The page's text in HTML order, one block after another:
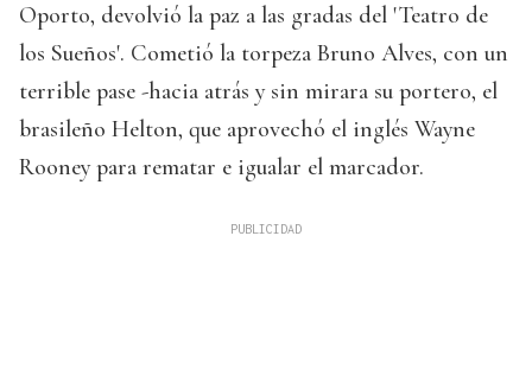
Oporto, devolvió la paz a las gradas del 'Teatro de
los Sueños'. Cometió la torpeza Bruno Alves, con un
terrible pase -hacia atrás y sin mirara su portero, el
brasileño Helton, que aprovechó el inglés Wayne
Rooney para rematar e igualar el marcador.